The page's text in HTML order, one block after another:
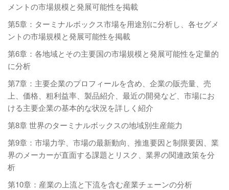
メントの市場規模と発展可能性を掲載
第5章：ターミナルボックス市場を用途別に分析し、各セグメ
ントの市場規模と発展可能性を掲載
第6章：各地域とその主要国の市場規模と発展可能性を定量的
に分析
第7章：主要企業のプロフィールを含め、企業の販売量、売
上、価格、粗利益率、製品紹介、最近の開発など、市場にお
ける主要企業の基本的な状況を詳しく紹介
第8章 世界のターミナルボックスの地域別生産能力
第9章：市場力学、市場の最新動向、推進要因と制限要因、業
界のメーカーが直面する課題とリスク、業界の関連政策を分
析
第10章：産業の上流と下流を含む産業チェーンの分析